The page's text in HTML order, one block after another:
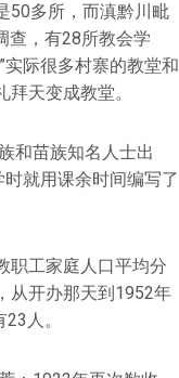
50多所，而滇黔川毗
查，有28所教会学
际很多村寨的教堂和
天变成教堂。
和苗族知名人士出
就用课余时间编写了
职工家庭人口平均分
从开办那天到1952年
人。